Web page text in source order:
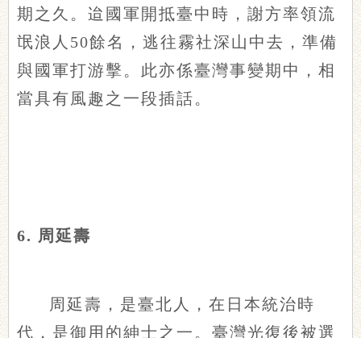
期之久。迨國軍開抵臺中時，謝方率領流
氓浪人50餘名，逃往霧社深山中去，準備
與國軍打游擊。此亦係臺灣事變期中，相
當具有風趣之一段插話。
6. 周延壽
周延壽，是臺北人，在日本統治時
代，是御用的紳士之一。臺灣光復後被選